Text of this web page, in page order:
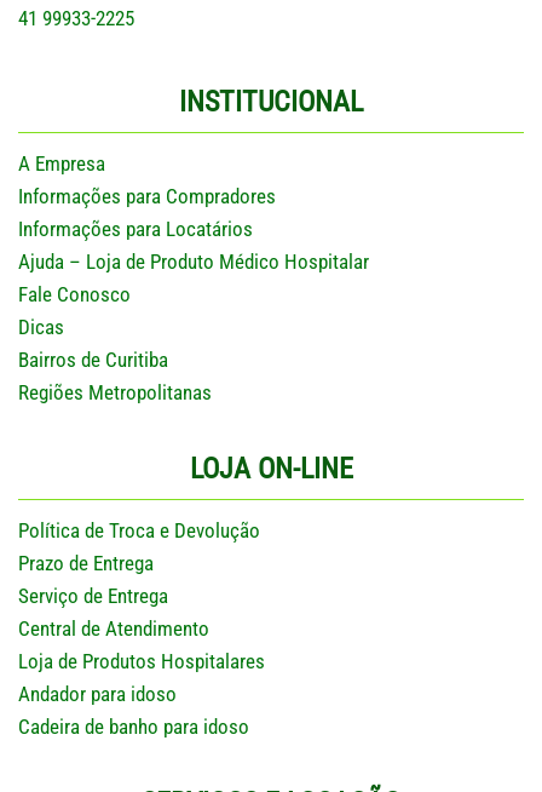
41 99933-2225
INSTITUCIONAL
A Empresa
Informações para Compradores
Informações para Locatários
Ajuda – Loja de Produto Médico Hospitalar
Fale Conosco
Dicas
Bairros de Curitiba
Regiões Metropolitanas
LOJA ON-LINE
Política de Troca e Devolução
Prazo de Entrega
Serviço de Entrega
Central de Atendimento
Loja de Produtos Hospitalares
Andador para idoso
Cadeira de banho para idoso